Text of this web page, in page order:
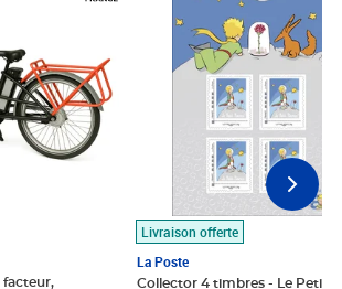
facteur,
Livraison offerte
La Poste
Collector 4 timbres - Le Petit